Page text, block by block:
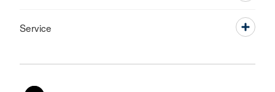
Service
Sprache wechseln zu